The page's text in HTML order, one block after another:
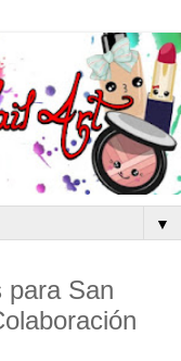
▼
para San